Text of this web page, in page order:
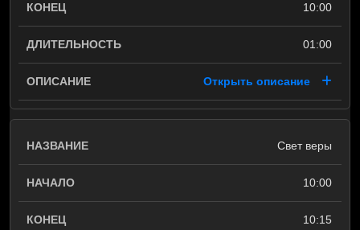
10:00
01:00
Открыть описание
Свет веры
10:00
10:15